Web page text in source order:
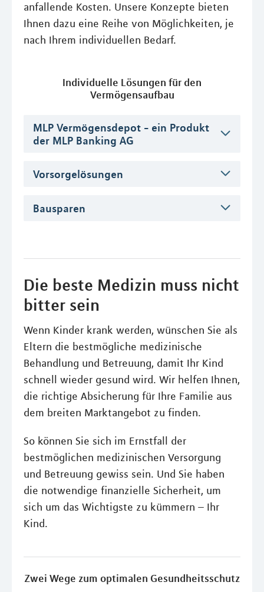
anfallende Kosten. Unsere Konzepte bieten
Ihnen dazu eine Reihe von Möglichkeiten, je
nach Ihrem individuellen Bedarf.
Individuelle Lösungen für den
Vermögensaufbau
MLP Vermögensdepot - ein Produkt
der MLP Banking AG
Vorsorgelösungen
Bausparen
Die beste Medizin muss nicht
bitter sein
Wenn Kinder krank werden, wünschen Sie als
Eltern die bestmögliche medizinische
Behandlung und Betreuung, damit Ihr Kind
schnell wieder gesund wird. Wir helfen Ihnen,
die richtige Absicherung für Ihre Familie aus
dem breiten Marktangebot zu finden.
So können Sie sich im Ernstfall der
bestmöglichen medizinischen Versorgung
und Betreuung gewiss sein. Und Sie haben
die notwendige finanzielle Sicherheit, um
sich um das Wichtigste zu kümmern – Ihr
Kind.
Zwei Wege zum optimalen Gesundheitsschutz